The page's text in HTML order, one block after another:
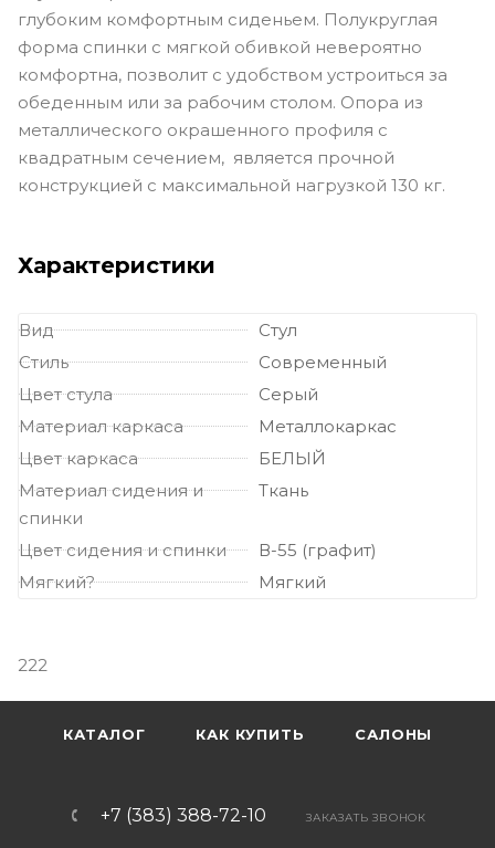
глубоким комфортным сиденьем. Полукруглая
форма спинки с мягкой обивкой невероятно
комфортна, позволит с удобством устроиться за
обеденным или за рабочим столом. Опора из
металлического окрашенного профиля с
квадратным сечением, является прочной
конструкцией с максимальной нагрузкой 130 кг.
Характеристики
Вид
Стул
Стиль
Современный
Цвет стула
Серый
Материал каркаса
Металлокаркас
Цвет каркаса
БЕЛЫЙ
Материал сидения и
спинки
Ткань
Цвет сидения и спинки
В-55 (графит)
Мягкий?
Мягкий
222
КАТАЛОГ КАК КУПИТЬ САЛОНЫ
+7 (383) 388-72-10 ЗАКАЗАТЬ ЗВОНОК